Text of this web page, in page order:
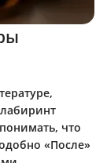
что
«После»